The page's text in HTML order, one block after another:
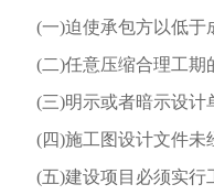
(一)迫使承包方以低于
(二)任意压缩合理工期
(三)明示或者暗示设计单
(四)施工图设计文件未
(五)建设项目必须实行